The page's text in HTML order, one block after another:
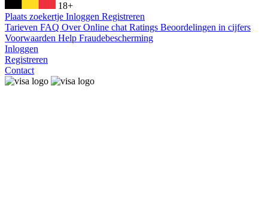
18+
Plaats zoekertje Inloggen Registreren
Tarieven FAQ OverOnline chat Ratings Beoordelingen in cijfers
Voorwaarden Help Fraudebescherming
Inloggen
Registreren
Contact